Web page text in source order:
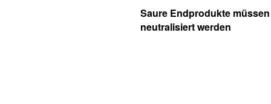
Saure Endprodukte müssen
neutralisiert werden